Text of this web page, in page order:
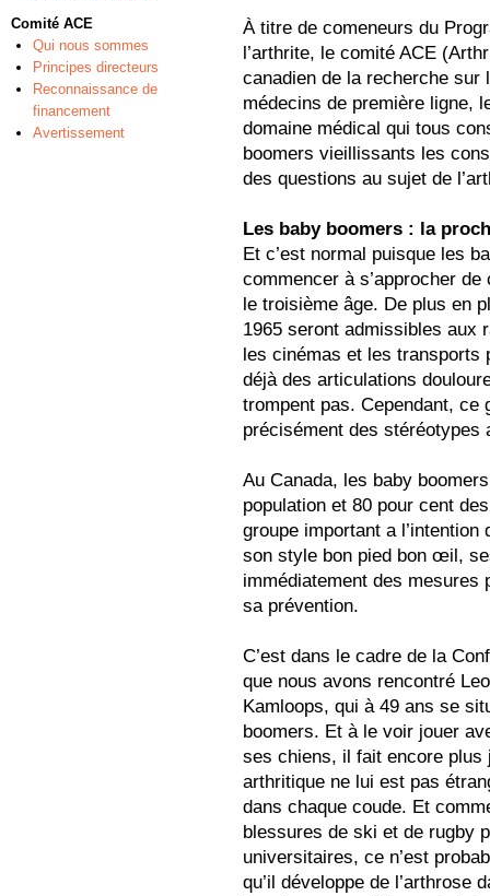
Comité ACE
Qui nous sommes
Principes directeurs
Reconnaissance de
financement
Avertissement
À titre de comeneurs du
l’arthrite, le comité ACE
canadien de la recherche sur
médecins de première ligne,
domaine médical qui tous
boomers vieillissants les
des questions au sujet de
Les baby boomers : la
Et c’est normal puisque les
commencer à s’approcher
le troisième âge. De plus en
1965 seront admissibles aux
les cinémas et les transports
déjà des articulations
trompent pas. Cependant, ce
précisément des
Au Canada, les baby
population et 80 pour cent
groupe important a
son style bon pied bon œil,
immédiatement des mesures
sa prévention.
C’est dans le cadre de la
que nous avons rencontré
Kamloops, qui à 49 ans se
boomers. Et à le voir jouer
ses chiens, il fait encore plus
arthritique ne lui est pas
dans chaque coude. Et
blessures de ski et de rugby
universitaires, ce n’est
qu’il développe de l’arthrose